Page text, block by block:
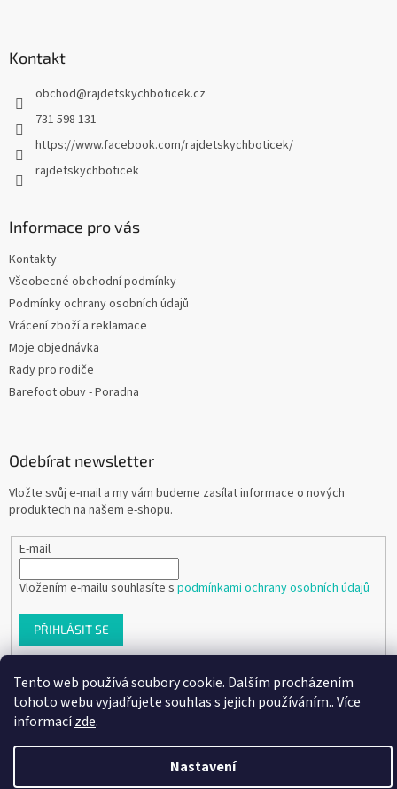
Tento web používá soubory cookie. Dalším procházením
tohoto webu vyjadřujete souhlas s jejich používáním.. Více
informacízde.
Nastavení
Kontakt
obchod@rajdetskychboticek.cz
731 598 131
https://www.facebook.com/rajdetskychboticek/
rajdetskychboticek
Informace pro vás
Kontakty
Všeobecné obchodní podmínky
Podmínky ochrany osobních údajů
Vrácení zboží a reklamace
Moje objednávka
Rady pro rodiče
Barefoot obuv - Poradna
Odebírat newsletter
Vložte svůj e-mail a my vám budeme zasílat informace o nových
produktech na našem e-shopu.
E-mail
Vložením e-mailu souhlasíte s podmínkami ochrany osobních údajů
PŘIHLÁSIT SE
Vytvořil Shoptet
Ráj dětských botiček. Všechna práva vyhrazena.